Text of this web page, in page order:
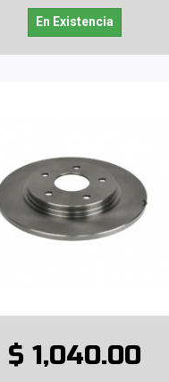
En Existencia
$ 1,040.00